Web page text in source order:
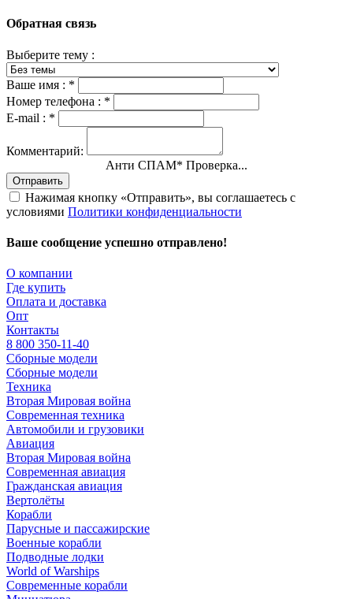
Обратная связь
Выберите тему :
Ваше имя : *
Номер телефона : *
E-mail : *
Комментарий:
Анти СПАМ* Проверка...
Отправить
Нажимая кнопку «Отправить», вы соглашаетесь с
условиями Политики конфиденциальности
Ваше сообщение успешно отправлено!
О компании
Где купить
Оплата и доставка
Опт
Контакты
8 800 350-11-40
Сборные модели
Сборные модели
Техника
Вторая Мировая война
Современная техника
Автомобили и грузовики
Авиация
Вторая Мировая война
Современная авиация
Гражданская авиация
Вертолёты
Корабли
Парусные и пассажирские
Военные корабли
Подводные лодки
World of Warships
Современные корабли